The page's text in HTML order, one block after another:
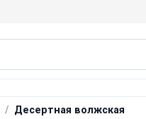
Десертная волжская